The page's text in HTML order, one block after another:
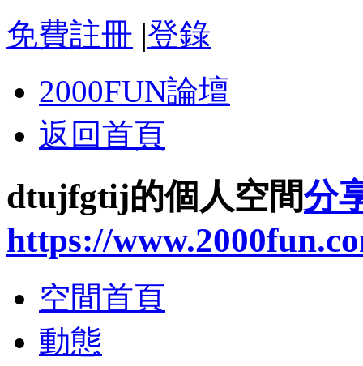
免費註冊 |登錄
2000FUN論壇
返回首頁
dtujfgtij的個人空間分
https://
空間首頁
動態